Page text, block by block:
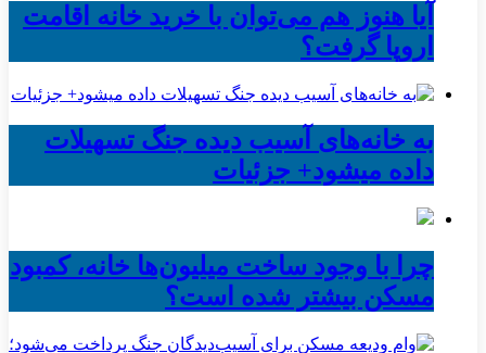
آیا هنوز هم می‌توان با خرید خانه اقامت
اروپا گرفت؟
به خانه‌های آسیب دیده جنگ تسهیلات
داده میشود+ جزئیات
چرا با وجود ساخت میلیون‌ها خانه، کمبود
مسکن بیشتر شده است؟